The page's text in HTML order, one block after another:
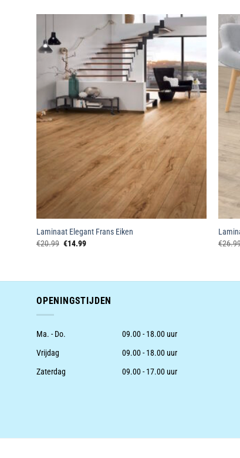
wenslijst
Laminaat Elegant Frans Eiken
€20.99 Oorspronkelijke
€14.99Huidige
€
OPENINGSTIJDEN
Ma. - Do.
09.00 - 18.00 uur
Vrijdag
09.00 - 18.00 uur
Zaterdag
09.00 - 17.00 uur